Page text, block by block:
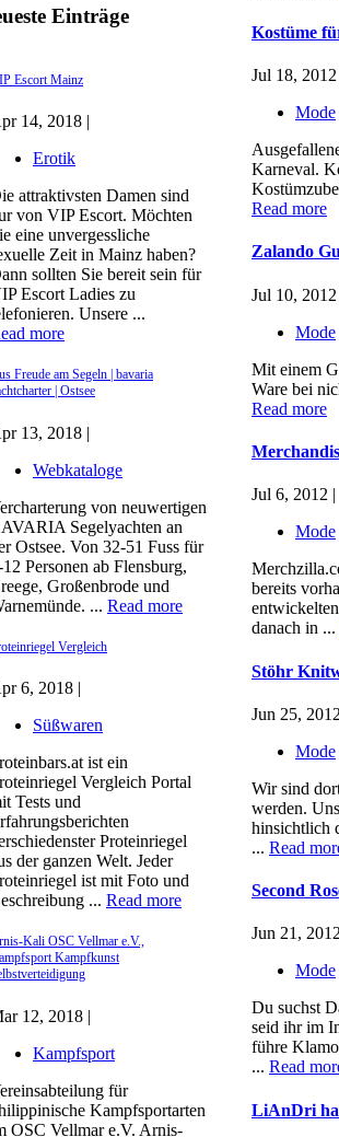
Einträge
Escort Mainz
14, 2018 |
Erotik
attraktivsten Damen sind
von VIP Escort. Möchten
eine unvergessliche
Zeit in Mainz haben?
sollten Sie bereit sein für
Escort Ladies zu
Unsere ...
more
Freude am Segeln | bavaria
| Ostsee
13, 2018 |
Webkataloge
von neuwertigen
Segelyachten an
Ostsee. Von 32-51 Fuss für
12 Personen ab Flensburg,
Großenbrode und
... Read more
Vergleich
6, 2018 |
Süßwaren
ist ein
Vergleich Portal
Tests und
Proteinriegel
der ganzen Welt. Jeder
ist mit Foto und
... Read more
Kali OSC Vellmar e.V.,
Kampfkunst
12, 2018 |
Kampfsport
für
Kampfsportarten
OSC Vellmar e.V. Arnis-
Kostüme
Jul 18, 2012
Mode
Karneval.
Read more
Zalando
Jul 10, 2012
Mode
Mit einem
Ware bei
Read more
Jul 6, 2012 |
Mode
bereits
danach in ...
Stöhr
Jun 25,
Mode
Wir sind
werden.
hinsichtlich
... Read
Second
Jun 21,
Mode
Du suchst
seid ihr im
führe
... Read
LiAnDri